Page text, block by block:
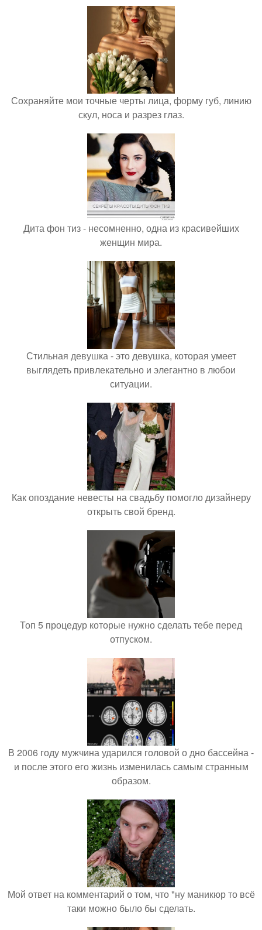
Сохраняйте мои точные черты лица, форму губ, линию
скул, носа и разрез глаз.
Дита фон тиз - несомненно, одна из красивейших
женщин мира.
Стильная девушка - это девушка, которая умеет
выглядеть привлекательно и элегантно в любои
ситуации.
Как опоздание невесты на свадьбу помогло дизайнеру
открыть свой бренд.
Топ 5 процедур которые нужно сделать тебе перед
отпуском.
В 2006 году мужчина ударился головой о дно бассейна -
и после этого его жизнь изменилась самым странным
образом.
Мой ответ на комментарий о том, что "ну маникюр то всё
таки можно было бы сделать.